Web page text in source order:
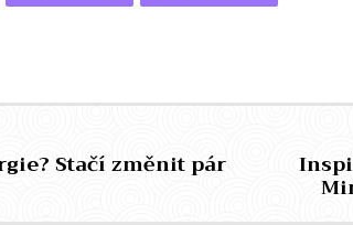
Stačí změnit pár